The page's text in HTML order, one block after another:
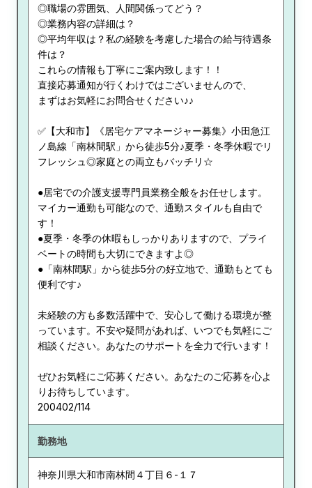
◎職場の雰囲気、人間関係ってどう？
◎業務内容の詳細は？
◎平均年収は？私の経験を考慮した場合の給与待遇条
件は？
これらの情報も丁寧にご案内致します！！
直接応募通知が行くわけではございませんので、
まずはお気軽にお問合せください♪♪
✅【大和市】《居宅ケアマネージャー募集》小田急江
ノ島線「南林間駅」から徒歩5分♪夏季・冬季休暇でリ
フレッシュ◎家庭との両立もバッチリ☆
●居宅での介護支援専門員業務全般をお任せします。
マイカー通勤も可能なので、通勤スタイルも自由で
す！
●夏季・冬季の休暇もしっかりありますので、プライ
ベートの時間も大切にできますよ◎
●「南林間駅」から徒歩5分の好立地で、通勤もとても
便利です♪
未経験の方も多数活躍中で、安心して働ける環境が整
っています。不安や疑問があれば、いつでも気軽にご
相談ください。あなたのサポートを全力で行います！
ぜひお気軽にご応募ください。あなたのご応募を心よ
りお待ちしています。
200402/114
勤務地
神奈川県大和市南林間４丁目６-１７